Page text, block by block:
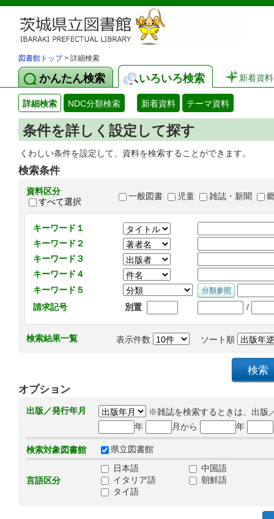
図書館トップ> 詳細検索
かんたん検索 いろいろ検索 新着資料
詳細検索 NDC分類検索 新着資料 テーマ資料
条件を詳しく設定して探す
くわしい条件を設定して、資料を検索することができます。
検索条件
資料区分
すべて選択
一般図書 児童 雑誌・新聞
キーワード１
キーワード２
キーワード３
キーワード４
キーワード５
請求記号
別置 /
検索結果一覧 表示件数 ソート順
オプション
出版／発行年月
※雑誌を検索するときは、出版
年
月から 年
検索対象図書館 県立図書館
言語区分
日本語
中国語
イタリア語
朝鮮語
タイ語